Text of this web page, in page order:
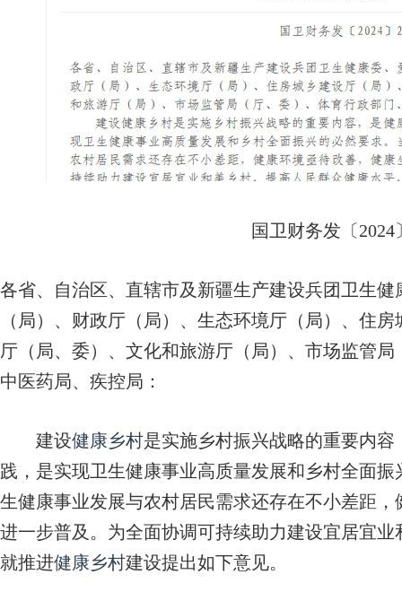
国卫财务发〔2024
各省、自治区、直辖市及新疆生产建设兵团卫生
（局）、财政厅（局）、生态环境厅（局）、住
厅（局、委）、文化和旅游厅（局）、市场监管
中医药局、疾控局：
建设健康乡村是实施乡村振兴战略的重要内
践，是实现卫生健康事业高质量发展和乡村全面
生健康事业发展与农村居民需求还存在不小差距
进一步普及。为全面协调可持续助力建设宜居宜
就推进健康乡村建设提出如下意见。